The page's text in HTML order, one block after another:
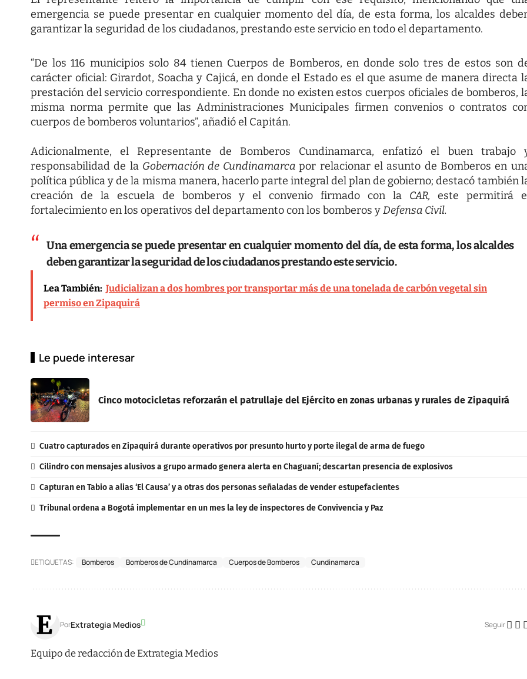
emergencia se puede presentar en cualquier momento del día, de esta forma, los alcaldes
garantizar la seguridad de los ciudadanos, prestando este servicio en todo el departamento.
“De los 116 municipios solo 84 tienen Cuerpos de Bomberos, en donde solo tres de estos son
carácter oficial: Girardot, Soacha y Cajicá, en donde el Estado es el que asume de manera directa
prestación del servicio correspondiente. En donde no existen estos cuerpos oficiales de bomberos,
misma norma permite que las Administraciones Municipales firmen convenios o contratos
cuerpos de bomberos voluntarios”, añadió el Capitán.
Adicionalmente, el Representante de Bomberos Cundinamarca, enfatizó el buen trabajo
responsabilidad de la Gobernación de Cundinamarcapor relacionar el asunto de Bomberos en
política pública y de la misma manera, hacerlo parte integral del plan de gobierno; destacó también
creación de la escuela de bomberos y el convenio firmado con la CAR, este permitirá
fortalecimiento en los operativos del departamento con los bomberos yDefensa Civil.
Una emergencia se puede presentar en cualquier momento del día, de esta forma, los alcaldes
deben garantizar la seguridad de los ciudadanos prestando este servicio.
Lea También: Judicializan a dos hombres por transportar más de una tonelada de carbón vegetal sin
permiso en Zipaquirá
Le puede interesar
Cinco motocicletas reforzarán el patrullaje del Ejército en zonas urbanas y rurales de Zipaquirá
Cuatro capturados en Zipaquirá durante operativos por presunto hurto y porte ilegal de arma de fuego
Cilindro con mensajes alusivos a grupo armado genera alerta en Chaguaní; descartan presencia de explosivos
Capturan en Tabio a alias ‘El Causa’ y a otras dos personas señaladas de vender estupefacientes
Tribunal ordena a Bogotá implementar en un mes la ley de inspectores de Convivencia y Paz
ETIQUETAS: Bomberos Bomberos de Cundinamarca Cuerpos de Bomberos Cundinamarca
PorExtrategia Medios Seguir
Equipo de redacción de Extrategia Medios